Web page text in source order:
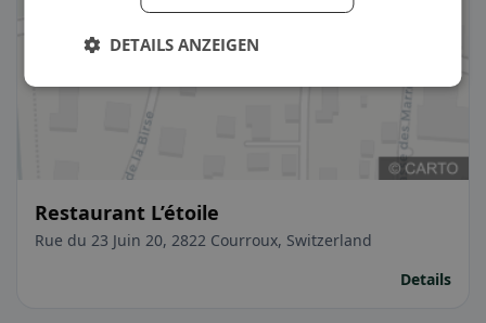
Restaurant L’étoile
Rue du 23 Juin 20, 2822 Courroux, Switzerland
Details
DETAILS ANZEIGEN